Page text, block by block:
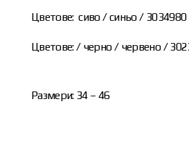
Цветове: сиво / синьо / 3034980
Цветове: / черно / червено /
Размери: 34 – 46